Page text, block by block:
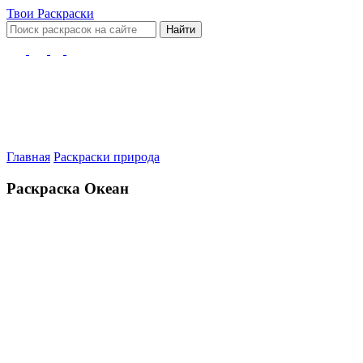
Твои Раскраски
Найти
Главная Раскраски природа
Раскраска Океан